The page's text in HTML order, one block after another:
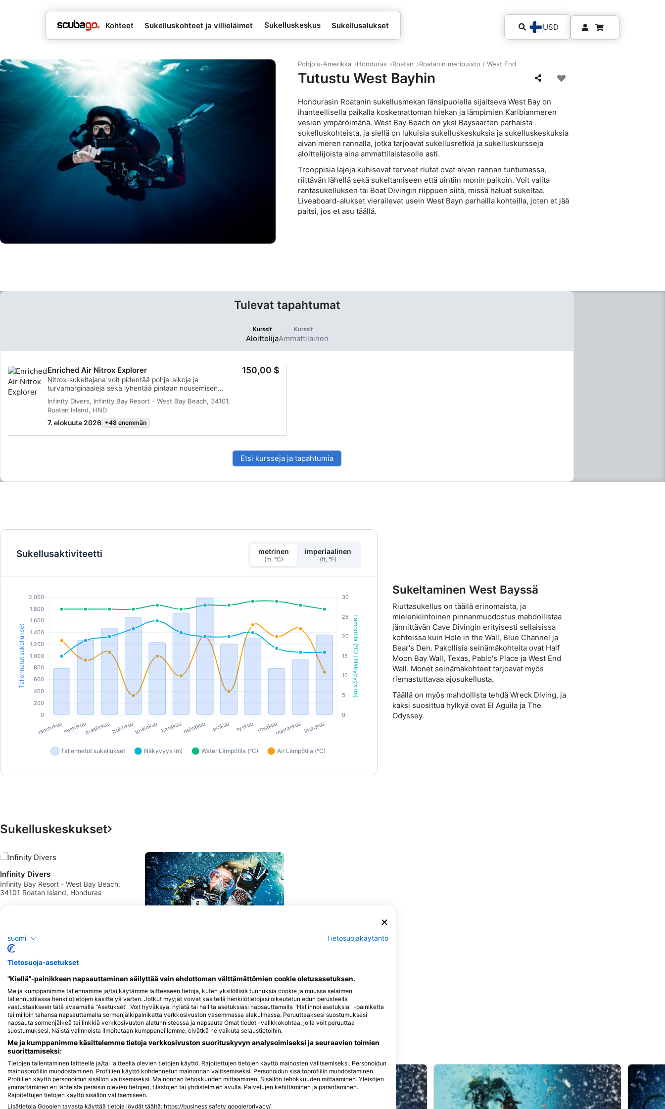
Kohteet Sukelluskohteet ja villieläimet Sukelluskeskus Sukellusalukset USD
Pohjois-Amerikka Honduras Roatan Roatanin meripuisto / West End
Tutustu West Bayhin
Hondurasin Roatanin sukellusmekan länsipuolella sijaitseva West Bay on
ihanteellisella paikalla koskemattoman hiekan ja lämpimien Karibianmeren
vesien ympäröimänä. West Bay Beach on yksi Baysaarten parhaista
sukelluskohteista, ja siellä on lukuisia sukelluskeskuksia ja sukelluskeskuksia
aivan meren rannalla, jotka tarjoavat sukellusretkiä ja sukelluskursseja
aloittelijoista aina ammattilaistasolle asti.
Trooppisia lajeja kuhisevat terveet riutat ovat aivan rannan tuntumassa,
riittävän lähellä sekä sukeltamiseen että uintiin monin paikoin. Voit valita
rantasukelluksen tai Boat Divingin riippuen siitä, missä haluat sukeltaa.
Liveaboard-alukset vierailevat usein West Bayn parhailla kohteilla, joten et jää
paitsi, jos et asu täällä.
Tulevat tapahtumat
Kurssit
Aloittelija
Kurssit
Ammattilainen
Enriched Air Nitrox Explorer
Nitrox-sukeltajana voit pidentää pohja-aikoja ja
turvamarginaaleja sekä lyhentää pintaan nousemisen
aikavälejä - joten voit viettää enemmän aikaa sukeltamalla
ja vähemmän aikaa odottelemalla! Tässä kurssissa opit
uusia taitoja ja laajennat sukellustietämystäsi samalla kun
opit suunnittelemaan ja sukeltamaan turvallisesti jopa 40
%:n happipitoisilla rikastetun ilman seoksilla. Kurssin
Infinity Divers, Infinity Bay Resort - West Bay Beach, 34101,
Roatan Island, HND
7. elokuuta 2026 +48 enemmän
150,00 $
Etsi kursseja ja tapahtumia
Sukellusaktiviteetti metrinen
(m, °C)
imperiaalinen
(ft, °F)
Sukeltaminen West Bayssä
Riuttasukellus on täällä erinomaista, ja
mielenkiintoinen pinnanmuodostus mahdollistaa
jännittävän Cave Divingin erityisesti sellaisissa
kohteissa kuin Hole in the Wall, Blue Channel ja
Bear's Den. Pakollisia seinämäkohteita ovat Half
Moon Bay Wall, Texas, Pablo's Place ja West End
Wall. Monet seinämäkohteet tarjoavat myös
riemastuttavaa ajosukellusta.
Täällä on myös mahdollista tehdä Wreck Diving, ja
kaksi suosittua hylkyä ovat El Aguila ja The
Odyssey.
Sukelluskeskukset
Infinity Divers
Infinity Bay Resort - West Bay Beach,
34101 Roatan Island, Honduras
Sukelluskohteet
suomi Tietosuojakäytäntö
Tietosuoja-asetukset
"Kiellä"-painikkeen napsauttaminen säilyttää vain ehdottoman välttämättömien cookie oletusasetuksen.
Me ja kumppanimme tallennamme ja/tai käytämme laitteeseen tietoja, kuten yksilöllisiä tunnuksia cookie ja muussa selaimen
tallennustilassa henkilötietojen käsittelyä varten. Jotkut myyjät voivat käsitellä henkilötietojasi oikeutetun edun perusteella
vastustaakseen tätä avaamalla "Asetukset". Voit hyväksyä, hylätä tai hallita asetuksiasi napsauttamalla "Hallinnoi asetuksia" -painiketta
tai milloin tahansa napsauttamalla sormenjälkipainiketta verkkosivuston vasemmassa alakulmassa. Peruuttaaksesi suostumuksesi
napsauta sormenjälkeä tai linkkiä verkkosivuston alatunnisteessa ja napsauta Omat tiedot -valikkokohtaa, jolla voit peruuttaa
suostumuksesi. Näistä valinnoista ilmoitetaan kumppaneillemme, eivätkä ne vaikuta selaustietoihin.
Me ja kumppanimme käsittelemme tietoja verkkosivuston suorituskyvyn analysoimiseksi ja seuraavien toimien
suorittamiseksi:
Tietojen tallentaminen laitteelle ja/tai laitteella olevien tietojen käyttö. Rajoitettujen tietojen käyttö mainosten valitsemiseksi. Personoidun
mainosprofiilin muodostaminen. Profiilien käyttö kohdennetun mainonnan valitsemiseksi. Personoidun sisältöprofiilin muodostaminen.
Profiilien käyttö personoidun sisällön valitsemiseksi. Mainonnan tehokkuuden mittaaminen. Sisällön tehokkuuden mittaaminen. Yleisöjen
ymmärtäminen eri lähteistä peräisin olevien tietojen, tilastojen tai yhdistelmien avulla. Palvelujen kehittäminen ja parantaminen.
Rajoitettujen tietojen käyttö sisällön valitsemiseen.
Lisätietoja Googlen tavasta käyttää tietoja löydät täältä: https://business.safety.google/privacy/